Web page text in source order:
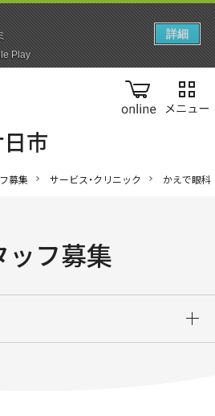
online
募集 サービス・クリニック かえで眼科
ッフ募集
Play
詳細